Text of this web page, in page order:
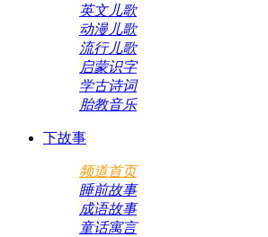
英文儿歌
动漫儿歌
流行儿歌
启蒙识字
学古诗词
胎教音乐
下故事
频道首页
睡前故事
成语故事
童话寓言